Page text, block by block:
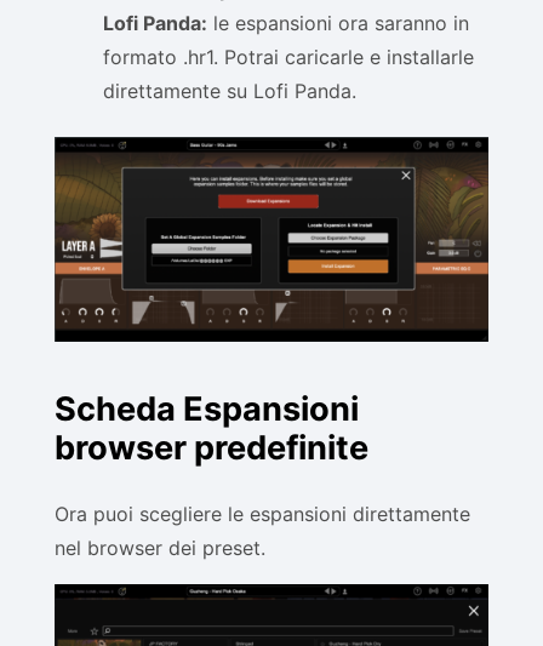
Lofi Panda: le espansioni ora saranno in
formato .hr1. Potrai caricarle e installarle
direttamente su Lofi Panda.
Scheda Espansioni
browser predefinite
Ora puoi scegliere le espansioni direttamente
nel browser dei preset.